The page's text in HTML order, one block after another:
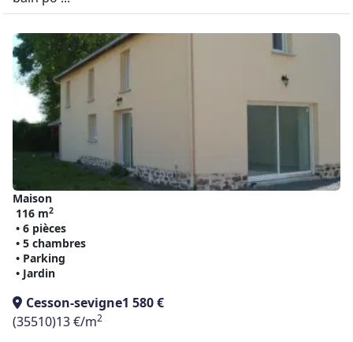
Maison
116 m2
• 6 pièces
• 5 chambres
• Parking
• Jardin
Cesson-sevigne1 580 €
(35510)13 €/m2